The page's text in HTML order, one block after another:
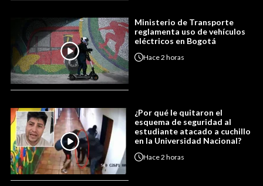
Ministerio de Transporte
reglamenta uso de vehículos
eléctricos en Bogotá
Hace2 horas
¿Por qué le quitaron el
esquema de seguridad al
estudiante atacado a cuchillo
en la Universidad Nacional?
Hace2 horas